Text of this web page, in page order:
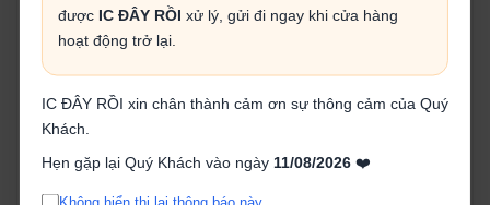
được IC ĐÂY RỒI xử lý, gửi đi ngay khi cửa hàng
hoạt động trở lại.
IC ĐÂY RỒI xin chân thành cảm ơn sự thông cảm của Quý
Khách.
Hẹn gặp lại Quý Khách vào ngày 11/08/2026❤️
Không hiển thị lại thông báo này
Tụ 1.2uF/400V 400V125J
4.500₫
Tụ 1.5uF/400V 400V155J
4.000₫